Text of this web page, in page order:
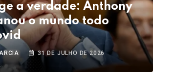
a verdade: Anthony
o mundo todo
31 DE JULHO DE 2026